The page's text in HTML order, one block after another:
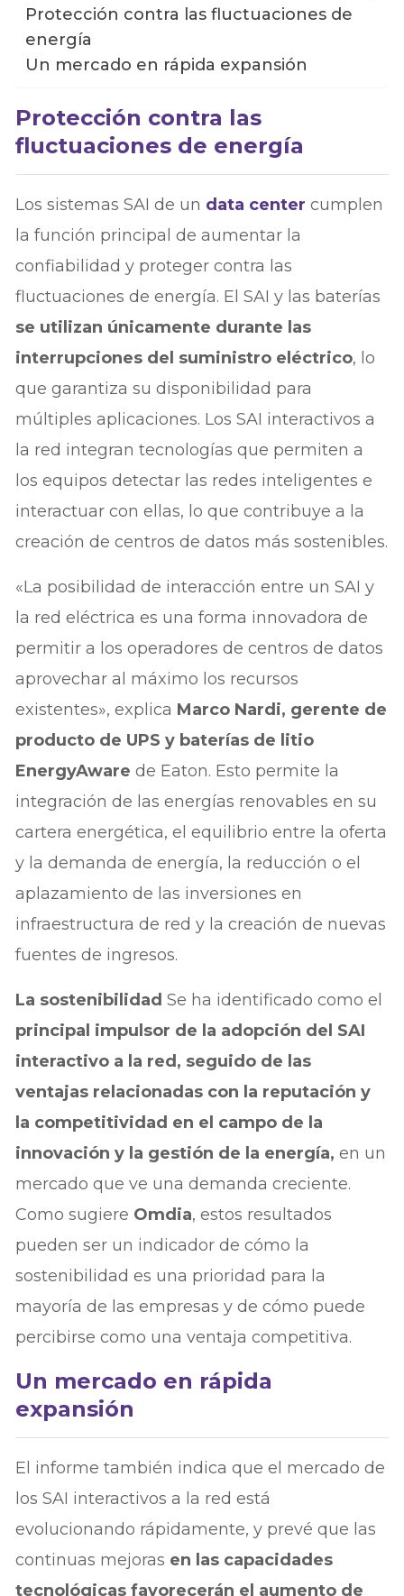
Protección contra las fluctuaciones de
energía
Un mercado en rápida expansión
Protección contra las
fluctuaciones de energía
Los sistemas SAI de un data center cumplen
la función principal de aumentar la
confiabilidad y proteger contra las
fluctuaciones de energía. El SAI y las baterías
se utilizan únicamente durante las
interrupciones del suministro eléctrico, lo
que garantiza su disponibilidad para
múltiples aplicaciones. Los SAI interactivos a
la red integran tecnologías que permiten a
los equipos detectar las redes inteligentes e
interactuar con ellas, lo que contribuye a la
creación de centros de datos más sostenibles.
«La posibilidad de interacción entre un SAI y
la red eléctrica es una forma innovadora de
permitir a los operadores de centros de datos
aprovechar al máximo los recursos
existentes», explica Marco Nardi, gerente de
producto de UPS y baterías de litio
EnergyAware de Eaton. Esto permite la
integración de las energías renovables en su
cartera energética, el equilibrio entre la oferta
y la demanda de energía, la reducción o el
aplazamiento de las inversiones en
infraestructura de red y la creación de nuevas
fuentes de ingresos.
La sostenibilidad Se ha identificado como el
principal impulsor de la adopción del SAI
interactivo a la red, seguido de las
ventajas relacionadas con la reputación y
la competitividad en el campo de la
innovación y la gestión de la energía, en un
mercado que ve una demanda creciente.
Como sugiere Omdia, estos resultados
pueden ser un indicador de cómo la
sostenibilidad es una prioridad para la
mayoría de las empresas y de cómo puede
percibirse como una ventaja competitiva.
Un mercado en rápida
expansión
El informe también indica que el mercado de
los SAI interactivos a la red está
evolucionando rápidamente, y prevé que las
continuas mejoras en las capacidades
tecnológicas favorecerán el aumento de